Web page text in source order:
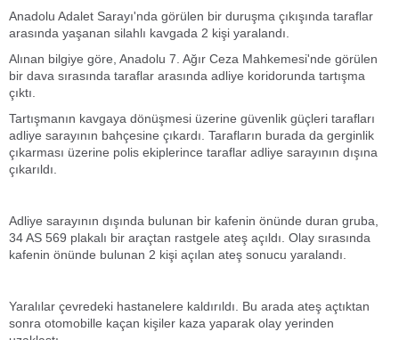
Anadolu Adalet Sarayı'nda görülen bir duruşma çıkışında taraflar
arasında yaşanan silahlı kavgada 2 kişi yaralandı.
Alınan bilgiye göre, Anadolu 7. Ağır Ceza Mahkemesi'nde görülen
bir dava sırasında taraflar arasında adliye koridorunda tartışma
çıktı.
Tartışmanın kavgaya dönüşmesi üzerine güvenlik güçleri tarafları
adliye sarayının bahçesine çıkardı. Tarafların burada da gerginlik
çıkarması üzerine polis ekiplerince taraflar adliye sarayının dışına
çıkarıldı.
Adliye sarayının dışında bulunan bir kafenin önünde duran gruba,
34 AS 569 plakalı bir araçtan rastgele ateş açıldı. Olay sırasında
kafenin önünde bulunan 2 kişi açılan ateş sonucu yaralandı.
Yaralılar çevredeki hastanelere kaldırıldı. Bu arada ateş açtıktan
sonra otomobille kaçan kişiler kaza yaparak olay yerinden